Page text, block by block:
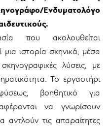
Ενδυματολόγο
που ακολουθείται
ιστορία σκηνικά, μέσα
λύσεις, με
Το εργαστήρι
βοηθητικό για
να γνωρίσουν
τις απαραίτητες